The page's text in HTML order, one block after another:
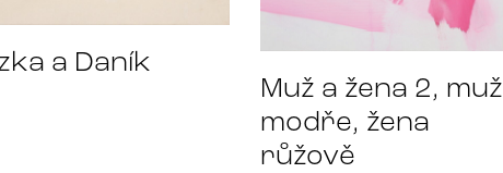
a Daník
Muž a žena 2, muž
modře, žena
růžově